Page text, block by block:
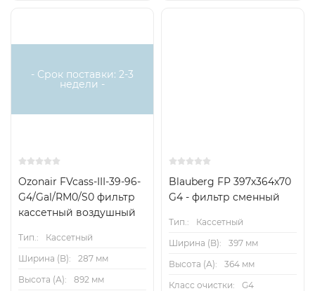
- Срок поставки: 2-3
недели -
Ozonair FVcass-III-39-96-
G4/Gal/RM0/S0 фильтр
кассетный воздушный
Тип.:
Кассетный
Ширина (B):
287 мм
Высота (А):
892 мм
Blauberg FP 397х364х70
G4 - фильтр сменный
Тип.:
Кассетный
Ширина (B):
397 мм
Высота (А):
364 мм
Класс очистки:
G4